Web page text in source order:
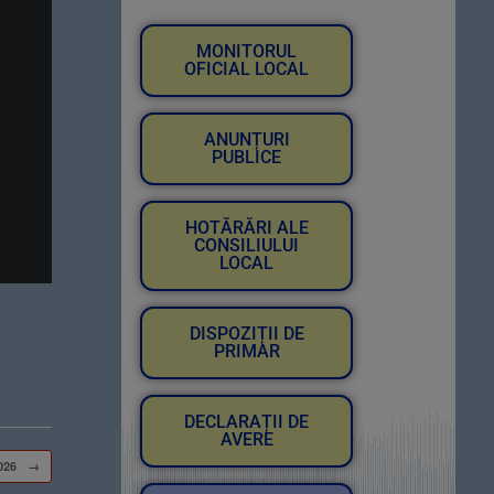
→
MONITORUL
OFICIAL LOCAL
ANUNȚURI
PUBLICE
HOTĂRĂRI ALE
CONSILIULUI
LOCAL
DISPOZIȚII DE
PRIMAR
DECLARAȚII DE
AVERE